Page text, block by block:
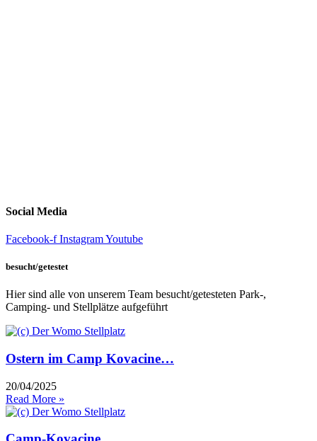
Social Media
Facebook-f InstagramYoutube
besucht/getestet
Hier sind alle von unserem Team besucht/getesteten Park-,
Camping- und Stellplätze aufgeführt
Ostern im Camp Kovacine…
20/04/2025
Read More »